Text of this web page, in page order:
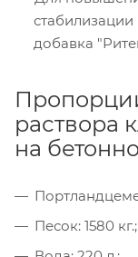
стабилизации
добавка
раствора
на
Песок: 1580 кг.;